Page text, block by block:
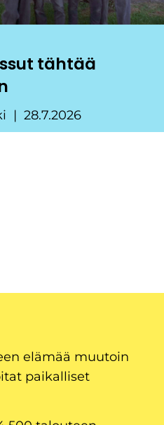
tähtää
28.7.2026
elämää muutoin
paikalliset